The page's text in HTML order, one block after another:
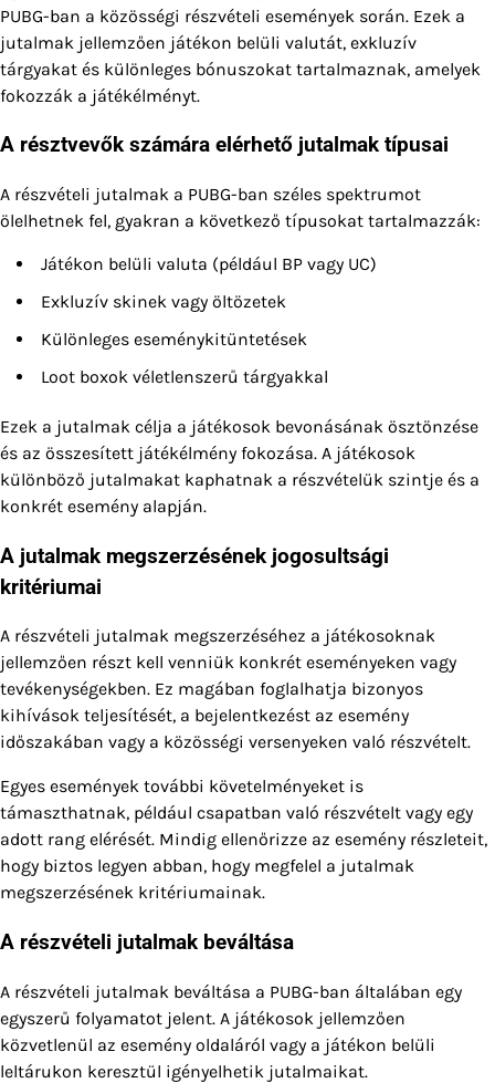
PUBG-ban a közösségi részvételi események során. Ezek a
jutalmak jellemzően játékon belüli valutát, exkluzív
tárgyakat és különleges bónuszokat tartalmaznak, amelyek
fokozzák a játékélményt.
A résztvevők számára elérhető jutalmak típusai
A részvételi jutalmak a PUBG-ban széles spektrumot
ölelhetnek fel, gyakran a következő típusokat tartalmazzák:
Játékon belüli valuta (például BP vagy UC)
Exkluzív skinek vagy öltözetek
Különleges eseménykitüntetések
Loot boxok véletlenszerű tárgyakkal
Ezek a jutalmak célja a játékosok bevonásának ösztönzése
és az összesített játékélmény fokozása. A játékosok
különböző jutalmakat kaphatnak a részvételük szintje és a
konkrét esemény alapján.
A jutalmak megszerzésének jogosultsági
kritériumai
A részvételi jutalmak megszerzéséhez a játékosoknak
jellemzően részt kell venniük konkrét eseményeken vagy
tevékenységekben. Ez magában foglalhatja bizonyos
kihívások teljesítését, a bejelentkezést az esemény
időszakában vagy a közösségi versenyeken való részvételt.
Egyes események további követelményeket is
támaszthatnak, például csapatban való részvételt vagy egy
adott rang elérését. Mindig ellenőrizze az esemény részleteit,
hogy biztos legyen abban, hogy megfelel a jutalmak
megszerzésének kritériumainak.
A részvételi jutalmak beváltása
A részvételi jutalmak beváltása a PUBG-ban általában egy
egyszerű folyamatot jelent. A játékosok jellemzően
közvetlenül az esemény oldaláról vagy a játékon belüli
leltárukon keresztül igényelhetik jutalmaikat.